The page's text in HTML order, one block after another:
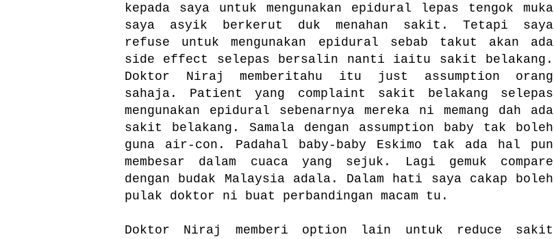
kepada saya untuk mengunakan epidural lepas tengok muka
saya asyik berkerut duk menahan sakit. Tetapi saya
refuse untuk mengunakan epidural sebab takut akan ada
side effect selepas bersalin nanti iaitu sakit belakang.
Doktor Niraj memberitahu itu just assumption orang
sahaja. Patient yang complaint sakit belakang selepas
mengunakan epidural sebenarnya mereka ni memang dah ada
sakit belakang. Samala dengan assumption baby tak boleh
guna air-con. Padahal baby-baby Eskimo tak ada hal pun
membesar dalam cuaca yang sejuk. Lagi gemuk compare
dengan budak Malaysia adala. Dalam hati saya cakap boleh
pulak doktor ni buat perbandingan macam tu.
Doktor Niraj memberi option lain untuk reduce sakit